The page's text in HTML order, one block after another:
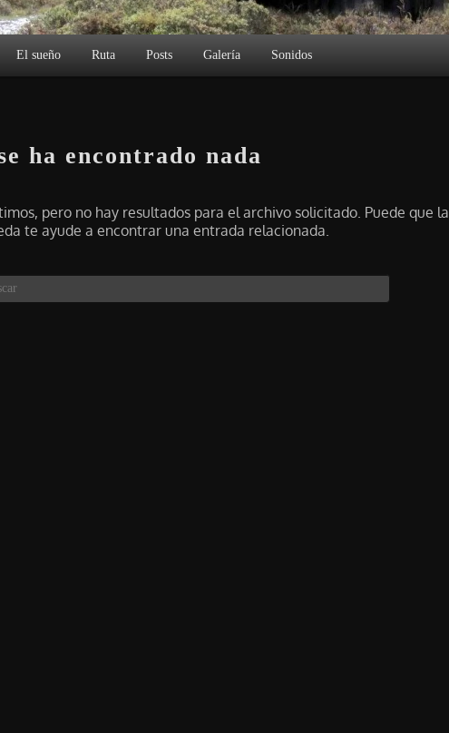
El sueño Ruta Posts Galería Sonidos
ha encontrado nada
pero no hay resultados para el archivo solicitado. Puede que la
te ayude a encontrar una entrada relacionada.